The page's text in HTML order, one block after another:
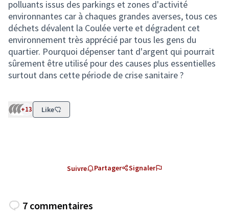
polluants issus des parkings et zones d'activité
environnantes car à chaques grandes averses, tous ces
déchets dévalent la Coulée verte et dégradent cet
environnement très apprécié par tous les gens du
quartier. Pourquoi dépenser tant d'argent qui pourrait
sûrement être utilisé pour des causes plus essentielles
surtout dans cette période de crise sanitaire ?
+13 Like
Suivre Partager Signaler
7 commentaires